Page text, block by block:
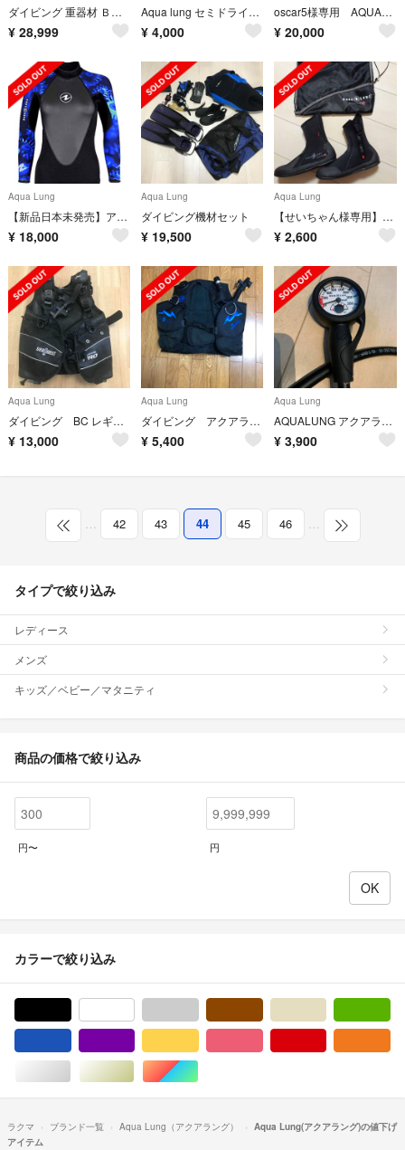
ダイビング 重器材 ＢＣＤ
¥ 28,999
Aqua lung セミドライスーツ
¥ 4,000
oscar5様専用 AQUALUNG アクアラング ディメンションｉ３
¥ 20,000
Aqua Lung
【新品日本未発売】アクアラングダイビング用レディースウエットスーツ3mm
¥ 18,000
Aqua Lung
ダイビング機材セット
¥ 19,500
Aqua Lung
【せいちゃん様専用】スキューバダイビング ブーツ
¥ 2,600
Aqua Lung
ダイビング BC レギュレター クエスト ダイビングベル 他
¥ 13,000
Aqua Lung
ダイビング アクアラング BCジャケット 使用頻度少ないです！
¥ 5,400
Aqua Lung
AQUALUNG アクアラング シングルゲージ ダイビング
¥ 3,900
… 42 43 44 45 46 …
タイプで絞り込み
レディース
メンズ
キッズ／ベビー／マタニティ
商品の価格で絞り込み
円〜 円
カラーで絞り込み
シルバー/銀色系ゴールド/金色系マルチカラー
ラクマ ブランド一覧 Aqua Lung（アクアラング）
Aqua Lung(アクアラング)の値下げ
アイテム